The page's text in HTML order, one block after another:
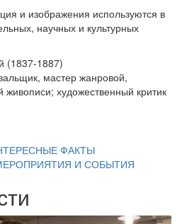
и изображения используются в
научных и культурных
(1837-1887)
мастер жанровой,
живописи; художественный критик
ФАКТЫ
И СОБЫТИЯ